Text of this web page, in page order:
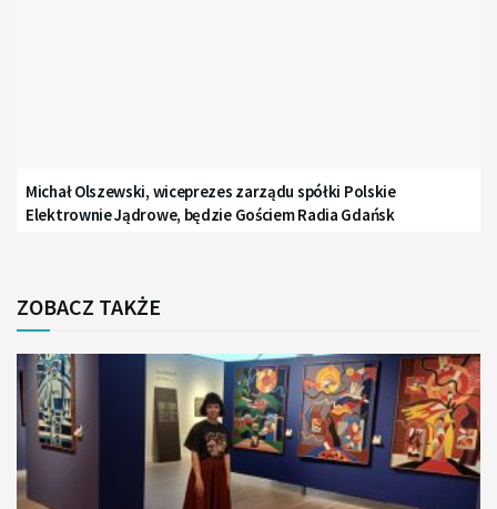
Michał Olszewski, wiceprezes zarządu spółki Polskie
Elektrownie Jądrowe, będzie Gościem Radia Gdańsk
ZOBACZ TAKŻE